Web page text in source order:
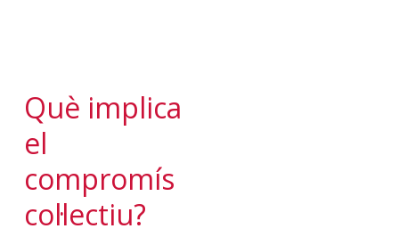
Què implica
el
compromís
col·lectiu?